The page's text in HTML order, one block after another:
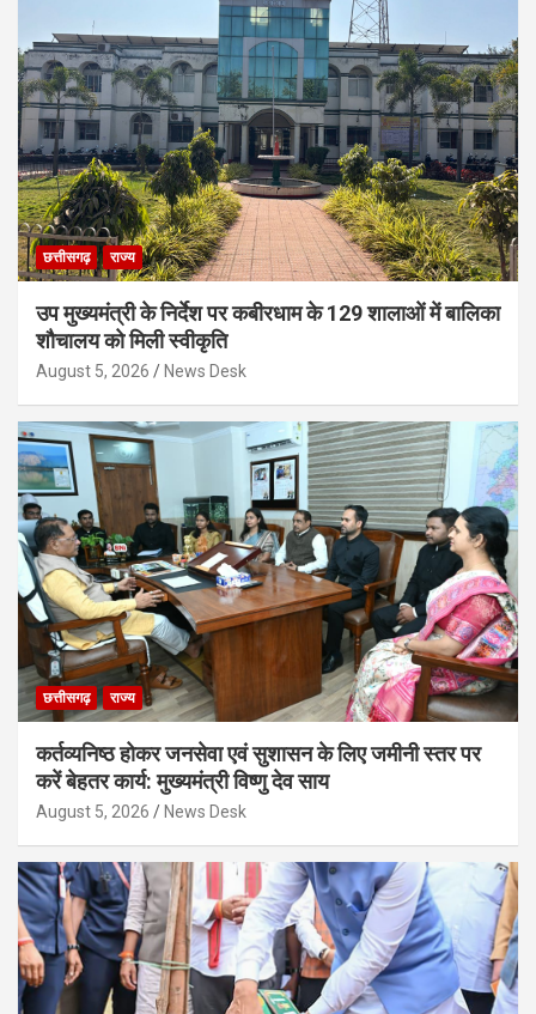
छत्तीसगढ़ राज्य
उप मुख्यमंत्री के निर्देश पर कबीरधाम के 129 शालाओं में बालिका
शौचालय को मिली स्वीकृति
August 5, 2026 News Desk
छत्तीसगढ़ राज्य
कर्तव्यनिष्ठ होकर जनसेवा एवं सुशासन के लिए जमीनी स्तर पर
करें बेहतर कार्य: मुख्यमंत्री विष्णु देव साय
August 5, 2026 News Desk